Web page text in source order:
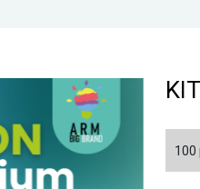
100